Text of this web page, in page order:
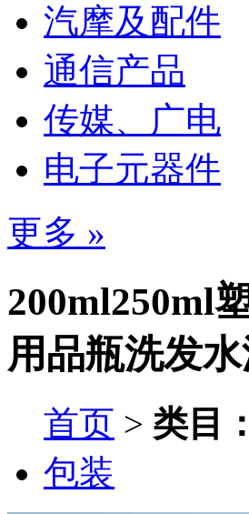
汽摩及配件
通信产品
传媒、广电
电子元器件
更多 »
200ml250ml
用品瓶洗发
首页 > 类目：
包装